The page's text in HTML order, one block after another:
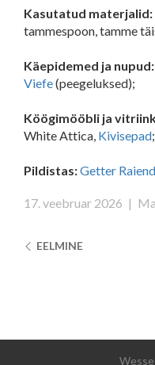
Kasutatud materjalid:
tammespoon, tamme
Käepidemed ja nupud:
Viefe(peegeluksed);
Köögimööbli ja
White Attica, Kivisepad;
Pildistas:Getter Raiend
17. veebruar 2026 |
EELMINE